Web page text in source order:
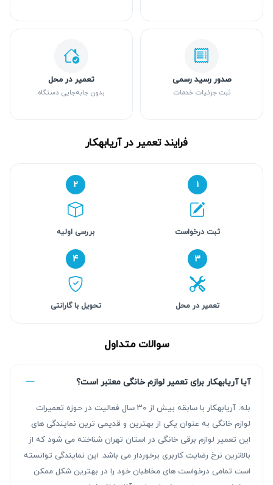
صدور رسید رسمی
ثبت جزئیات خدمات
تعمیر در محل
بدون جابه‌جایی دستگاه
فرایند تعمیر در آریابهکار
۱
ثبت درخواست
۲
بررسی اولیه
۳
تعمیر در محل
۴
تحویل با گارانتی
سوالات متداول
آیا آریابهکار برای تعمیر لوازم خانگی معتبر است؟
بله. آریابهکار با سابقه بیش از ۳۰ سال فعالیت در حوزه تعمیرات
لوازم خانگی به عنوان یکی از بهترین و قدیمی ترین نمایندگی های
این تعمیر لوازم برقی خانگی در استان تهران شناخته می شود که از
بالاترین نرخ رضایت کاربری برخوردار می باشد. این نمایندگی توانسته
است تمامی درخواست های مخاطبان خود را در بهترین شکل ممکن